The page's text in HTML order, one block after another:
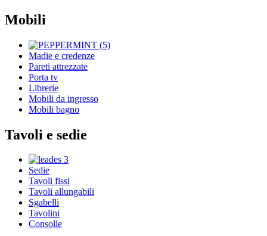
Mobili
Madie e credenze
Pareti attrezzate
Porta tv
Librerie
Mobili da ingresso
Mobili bagno
Tavoli e sedie
Sedie
Tavoli fissi
Tavoli allungabili
Sgabelli
Tavolini
Consolle